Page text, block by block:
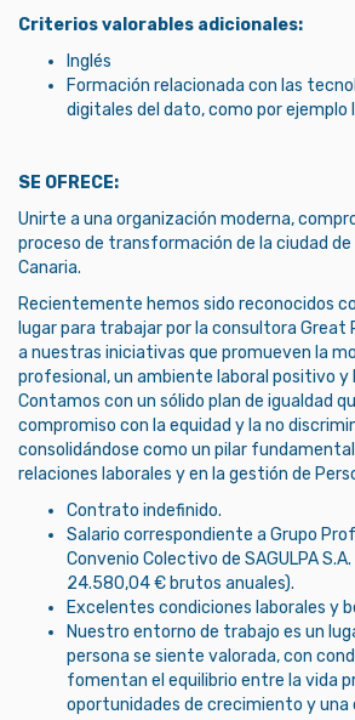
Criterios valorables adicionales:
Inglés
Formación relacionada con las
digitales del dato, como por ejemplo
SE OFRECE:
Unirte a una organización moderna,
proceso de transformación de la ciudad de
Canaria.
Recientemente hemos sido reconocidos
lugar para trabajar por la consultora Great
a nuestras iniciativas que promueven la
profesional, un ambiente laboral positivo y
Contamos con un sólido plan de igualdad
compromiso con la equidad y la no
consolidándose como un pilar
relaciones laborales y en la gestión de
Contrato indefinido.
Salario correspondiente a Grupo
Convenio Colectivo de SAGULPA
24.580,04 € brutos anuales).
Excelentes condiciones laborales y
Nuestro entorno de trabajo es un
persona se siente valorada, con
fomentan el equilibrio entre la vida
oportunidades de crecimiento y